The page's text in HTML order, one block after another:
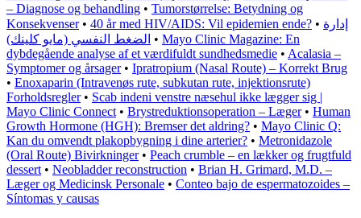
– Diagnose og behandling • Tumorstørrelse: Betydning og
Konsekvenser• 40 år med HIV/AIDS: Vil epidemien ende? • إدارة
الضغط النفسي (مايو كلينك) • Mayo Clinic Magazine: En
dybdegående analyse af et værdifuldt sundhedsmedie • Acalasia –
Symptomer og årsager• Ipratropium (Nasal Route) – Korrekt Brug
• Enoxaparin (Intravenøs rute, subkutan rute, injektionsrute)
Forholdsregler• Scab indeni venstre næsehul ikke lægger sig |
Mayo Clinic Connect • Brystreduktionsoperation – Læger• Human
Growth Hormone (HGH): Bremser det aldring? • Mayo Clinic Q:
Kan du omvendt plakopbygning i dine arterier? • Metronidazole
(Oral Route) Bivirkninger• Peach crumble – en lækker og frugtfuld
dessert • Neobladder reconstruction • Brian H. Grimard, M.D. –
Læger og Medicinsk Personale • Conteo bajo de espermatozoides –
Síntomas y causas